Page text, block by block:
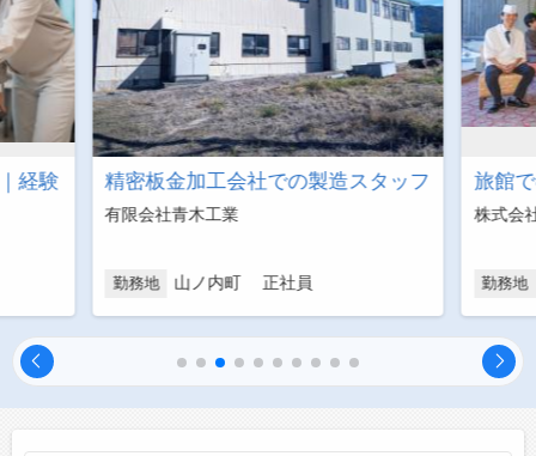
経験 精密板金加工会社での製造スタッフ
有限会社青木工業
勤務地 山ノ内町 正社員
旅館
株式会
勤務地